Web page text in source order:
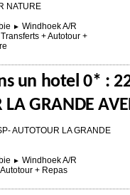
NATURE
► Windhoek A/R
+ Autotour +
un hotel 0* :
LA GRANDE
AUTOTOUR LA GRANDE
► Windhoek A/R
+ Repas